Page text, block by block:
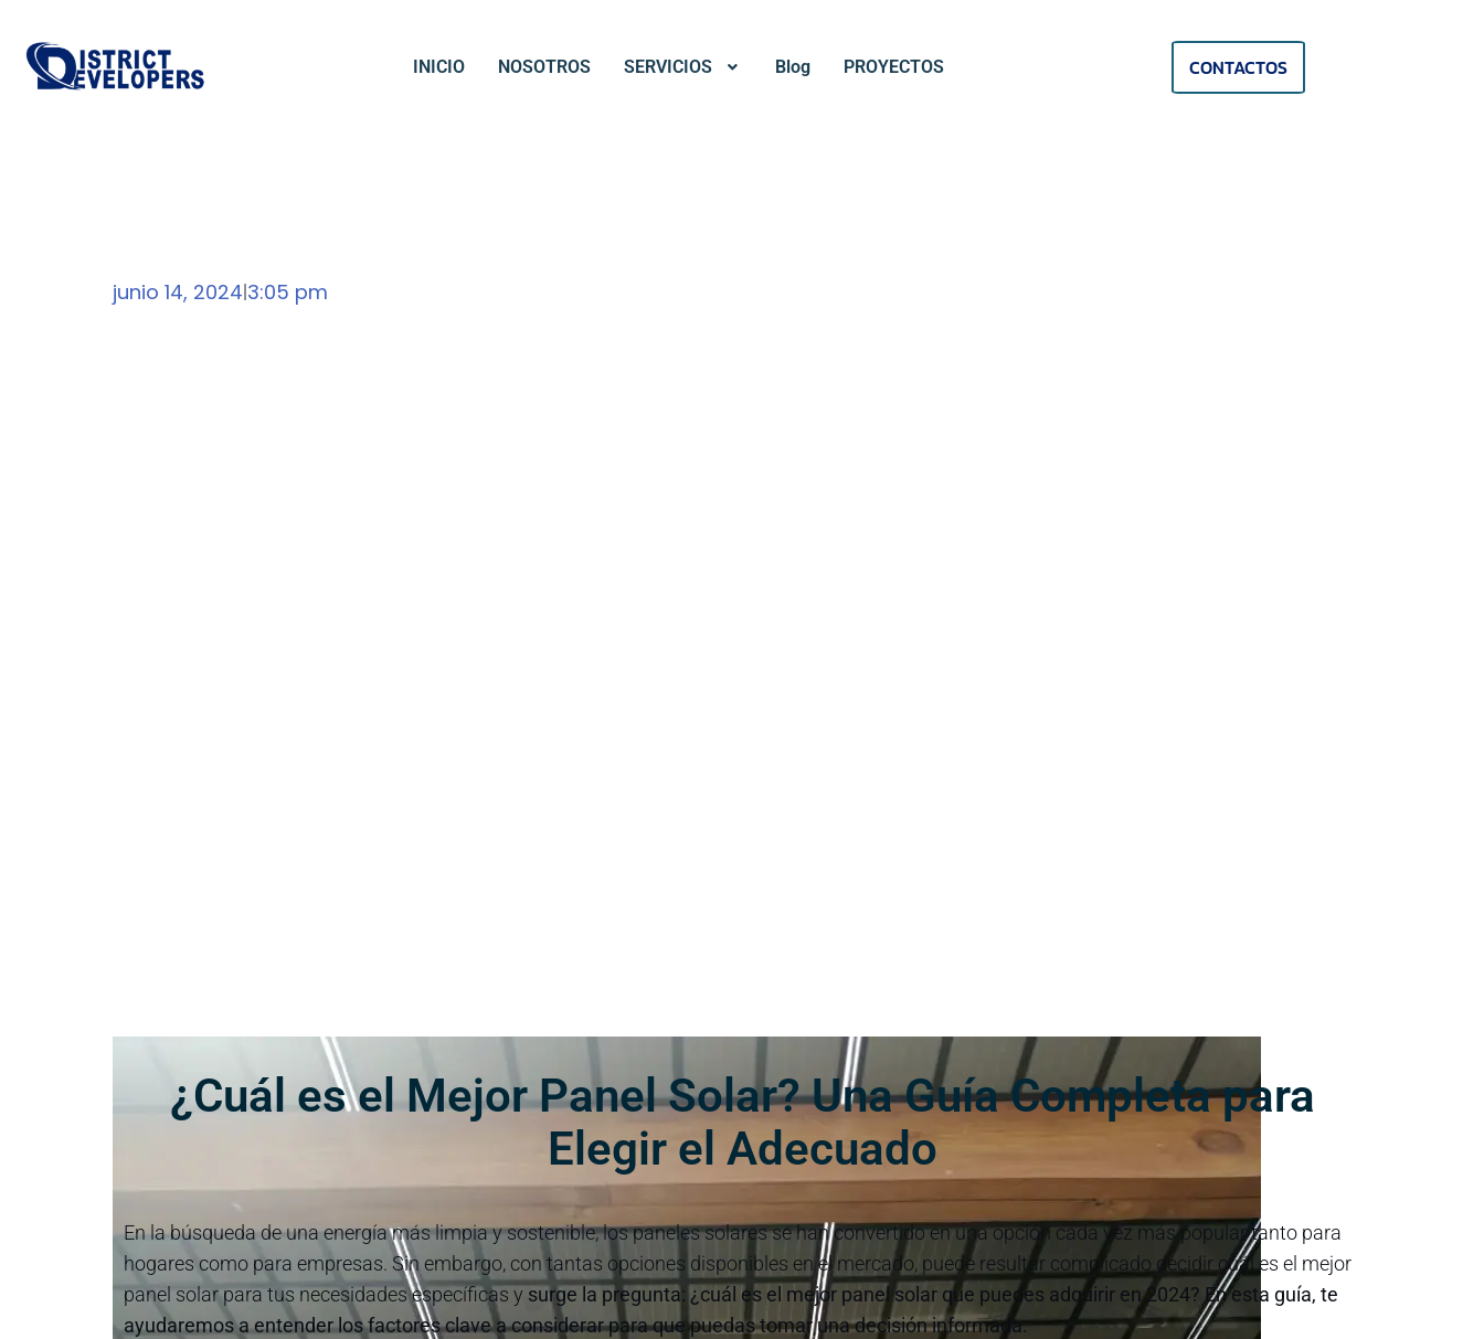
INICIO NOSOTROS SERVICIOS Blog PROYECTOS CONTACTOS
junio 14, 2024|3:05 pm
¿Cuál es el Mejor Panel Solar? Una Guía Completa para
Elegir el Adecuado
En la búsqueda de una energía más limpia y sostenible, los paneles solares se han convertido en una opción cada vez más popular tanto para
hogares como para empresas. Sin embargo, con tantas opciones disponibles en el mercado, puede resultar complicado decidir cuál es el mejor
panel solar para tus necesidades específicas y surge la pregunta: ¿cuál es el mejor panel solar que puedes adquirir en 2024? En esta guía, te
ayudaremos a entender los factores clave a considerar para que puedas tomar una decisión informada.